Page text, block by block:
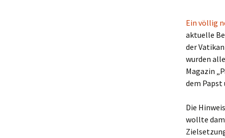
Ein völlig
aktuelle
der
wurden
Magazin
dem Papst
Die
wollte